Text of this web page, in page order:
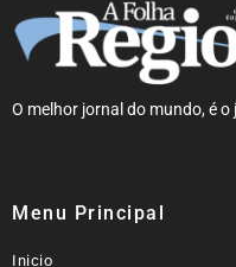
O melhor jornal do mundo, é
Menu Principal
Inicio